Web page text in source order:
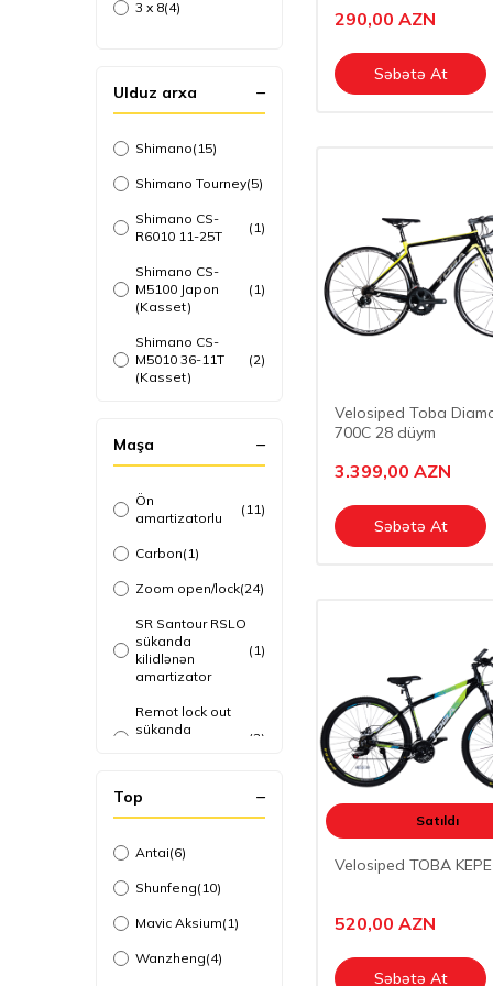
L-TWOO-A2
3 x 8(4)
Ulduz arxa
Shimano(15)
Shimano Tourney(5)
Shimano CS-
R6010 11-25T
(1)
Shimano CS-
M5100 Japon
(Kasset)
(1)
Shimano CS-
M5010 36-11T
(Kasset)
(2)
Sunshine(3)
Kasset
Maşa
Ön
amartizatorlu
(11)
Carbon(1)
Zoom open/lock(24)
SR Santour RSLO
sükanda
kilidlənən
amartizator
(1)
Remot lock out
sükanda
(2)
Top
Antai(6)
Shunfeng(10)
Mavic Aksium(1)
Wanzheng(4)
290,00 AZN
Səbətə At
Velosiped Toba
700C 28 düym
3.399,00 AZN
Səbətə At
Satıldı
Velosiped TOBA
520,00 AZN
Səbətə At